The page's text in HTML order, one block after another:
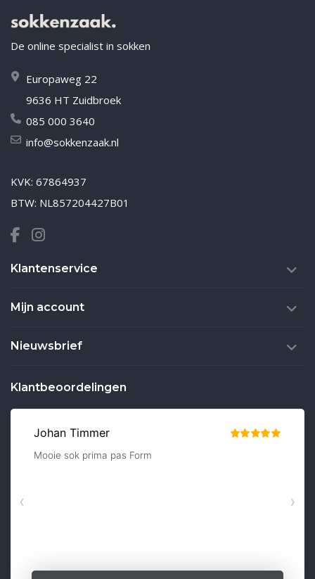
De online specialist in sokken
Europaweg 22
9636 HT Zuidbroek
085 000 3640
info@sokkenzaak.nl
KVK: 67864937
BTW: NL857204427B01
Klantenservice
Mijn account
Nieuwsbrief
Klantbeoordelingen